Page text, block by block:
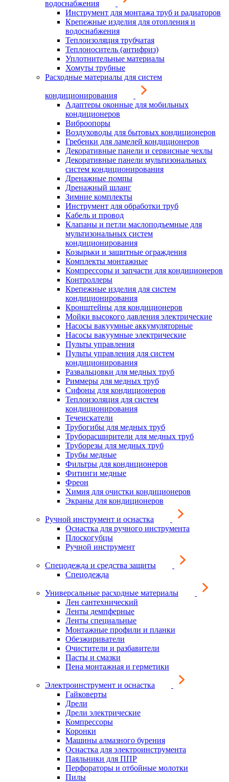
водоснабжения
Инструмент для монтажа труб и радиаторов
Крепежные изделия для отопления и
водоснабжения
Теплоизоляция трубчатая
Теплоноситель (антифриз)
Уплотнительные материалы
Хомуты трубные
Расходные материалы для систем
кондиционирования
Адаптеры оконные для мобильных
кондиционеров
Виброопоры
Воздуховоды для бытовых кондиционеров
Гребенки для ламелей кондиционеров
Декоративные панели и сервисные чехлы
Декоративные панели мультизональных
систем кондиционирования
Дренажные помпы
Дренажный шланг
Зимние комплекты
Инструмент для обработки труб
Кабель и провод
Клапаны и петли маслоподъемные для
мультизональных систем
кондиционирования
Козырьки и защитные ограждения
Комплекты монтажные
Компрессоры и запчасти для кондиционеров
Контроллеры
Крепежные изделия для систем
кондиционирования
Кронштейны для кондиционеров
Мойки высокого давления электрические
Насосы вакуумные аккумуляторные
Насосы вакуумные электрические
Пульты управления
Пульты управления для систем
кондиционирования
Развальцовки для медных труб
Риммеры для медных труб
Сифоны для кондиционеров
Теплоизоляция для систем
кондиционирования
Течеискатели
Трубогибы для медных труб
Труборасширители для медных труб
Труборезы для медных труб
Трубы медные
Фильтры для кондиционеров
Фитинги медные
Фреон
Химия для очистки кондиционеров
Экраны для кондиционеров
Ручной инструмент и оснастка
Оснастка для ручного инструмента
Плоскогубцы
Ручной инструмент
Спецодежда и средства защиты
Спецодежда
Универсальные расходные материалы
Лен сантехнический
Ленты демпферные
Ленты специальные
Монтажные профили и планки
Обезжириватели
Очистители и разбавители
Пасты и смазки
Пена монтажная и герметики
Электроинструмент и оснастка
Гайковерты
Дрели
Дрели электрические
Компрессоры
Коронки
Машины алмазного бурения
Оснастка для электроинструмента
Паяльники для ППР
Перфораторы и отбойные молотки
Пилы